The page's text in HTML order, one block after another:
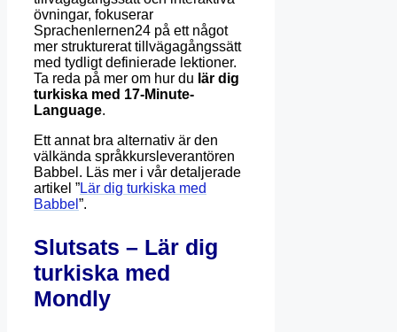
övningar, fokuserar
Sprachenlernen24 på ett något
mer strukturerat tillvägagångssätt
med tydligt definierade lektioner.
Ta reda på mer om hur du lär dig
turkiska med 17-Minute-
Language.
Ett annat bra alternativ är den
välkända språkkursleverantören
Babbel. Läs mer i vår detaljerade
artikel ”Lär dig turkiska med
Babbel ”.
Slutsats – Lär dig
turkiska med
Mondly